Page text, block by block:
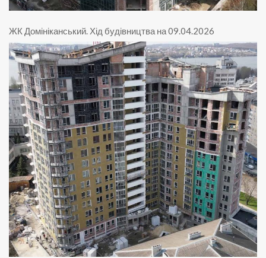
ЖК Домініканський. Хід будівництва на 09.04.2026